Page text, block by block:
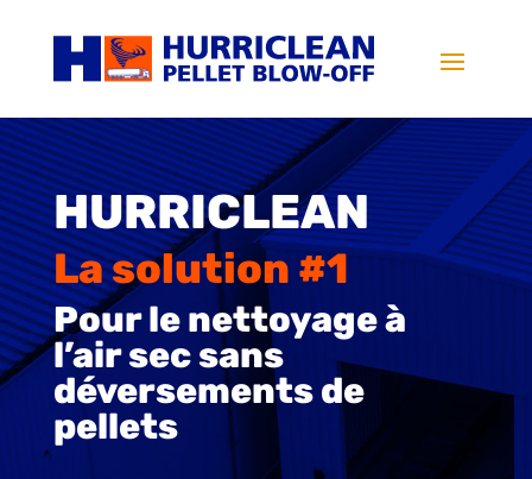
HURRICLEAN
La solution #1
Pour le nettoyage à
l’air sec sans
déversements de
pellets